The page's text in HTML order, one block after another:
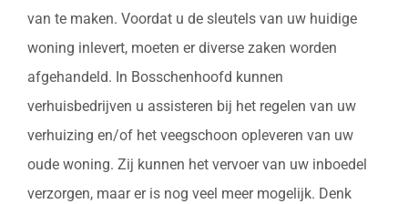
van te maken. Voordat u de sleutels van uw huidige
woning inlevert, moeten er diverse zaken worden
afgehandeld. In Bosschenhoofd kunnen
verhuisbedrijven u assisteren bij het regelen van uw
verhuizing en/of het veegschoon opleveren van uw
oude woning. Zij kunnen het vervoer van uw inboedel
verzorgen, maar er is nog veel meer mogelijk. Denk